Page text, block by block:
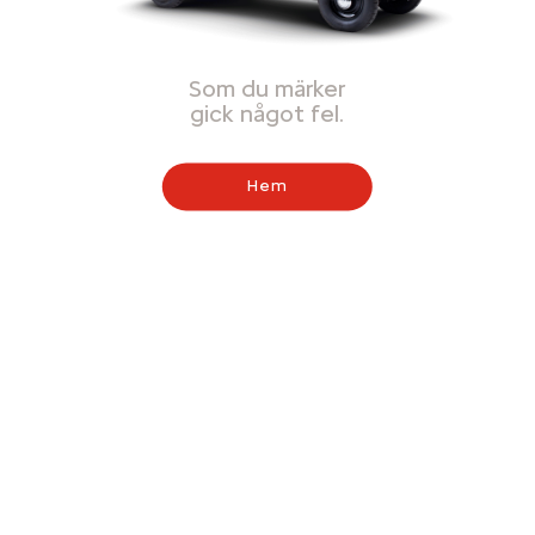
Som du märker
gick något fel.
Hem